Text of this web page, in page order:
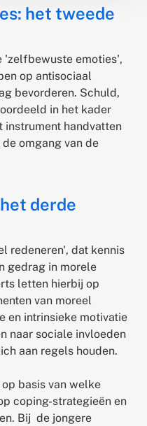
het tweede
'zelfbewuste emoties',
op antisociaal
bevorderen. Schuld,
in het kader
instrument handvatten
omgang van de
derde
redeneren', dat kennis
gedrag in morele
letten hierbij op
van moreel
en intrinsieke motivatie
naar sociale invloeden
aan regels houden.
basis van welke
coping-strategieën en
Bij de jongere